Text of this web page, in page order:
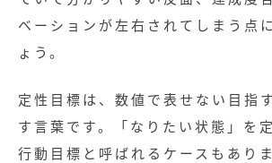
無料お役立ち資料
経営セミナー
ベーションが左右されてしまう点
ょう。
定性目標は、数値で表せない目指
す言葉です。「なりたい状態」を
行動目標と呼ばれるケースもありま